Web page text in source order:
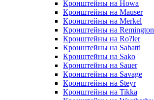
Кронштейны на Howa
Кронштейны на Mauser
Кронштейны на Merkel
Кронштейны на Remington
Кронштейны на Ro?ler
Кронштейны на Sabatti
Кронштейны на Sako
Кронштейны на Sauer
Кронштейны на Savage
Кронштейны на Steyr
Кронштейны на Tikka